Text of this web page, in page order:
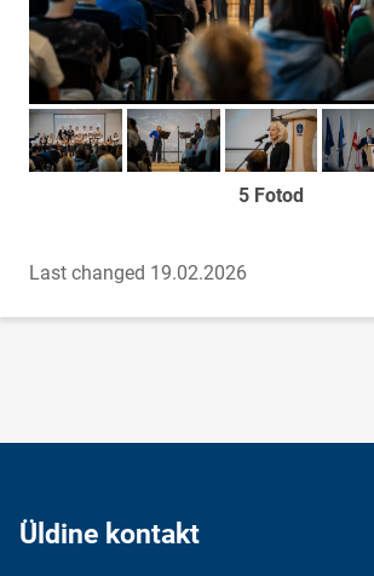
Too foto fookusesseToo foto fookusesse
Too foto Too
5 Fotod
Last changed 19.02.2026
Üldine kontakt